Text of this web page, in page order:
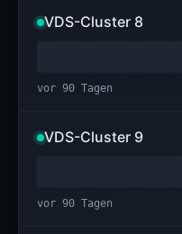
VDS-Cluster 8
vor 90 Tagen
VDS-Cluster 9
vor 90 Tagen